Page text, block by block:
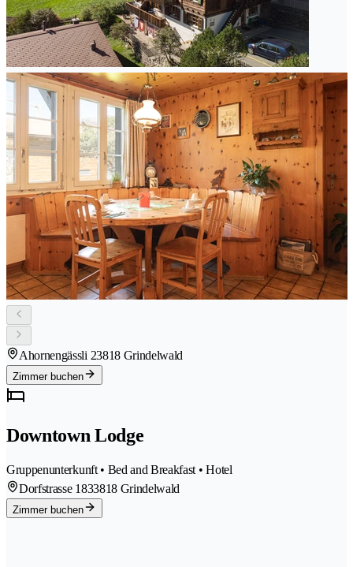
Ahornengässli 23818 Grindelwald
Zimmer buchen
Downtown Lodge
Gruppenunterkunft • Bed and Breakfast • Hotel
Dorfstrasse 1833818 Grindelwald
Zimmer buchen